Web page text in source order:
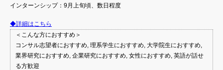
インターンシップ：9月上旬頃、数日程度
◆詳細はこちら
＜こんな方におすすめ＞
コンサル志望者におすすめ, 理系学生におすすめ, 大学院生におすすめ,
業界研究におすすめ, 企業研究におすすめ, 女性におすすめ, 英語が話せ
る方歓迎